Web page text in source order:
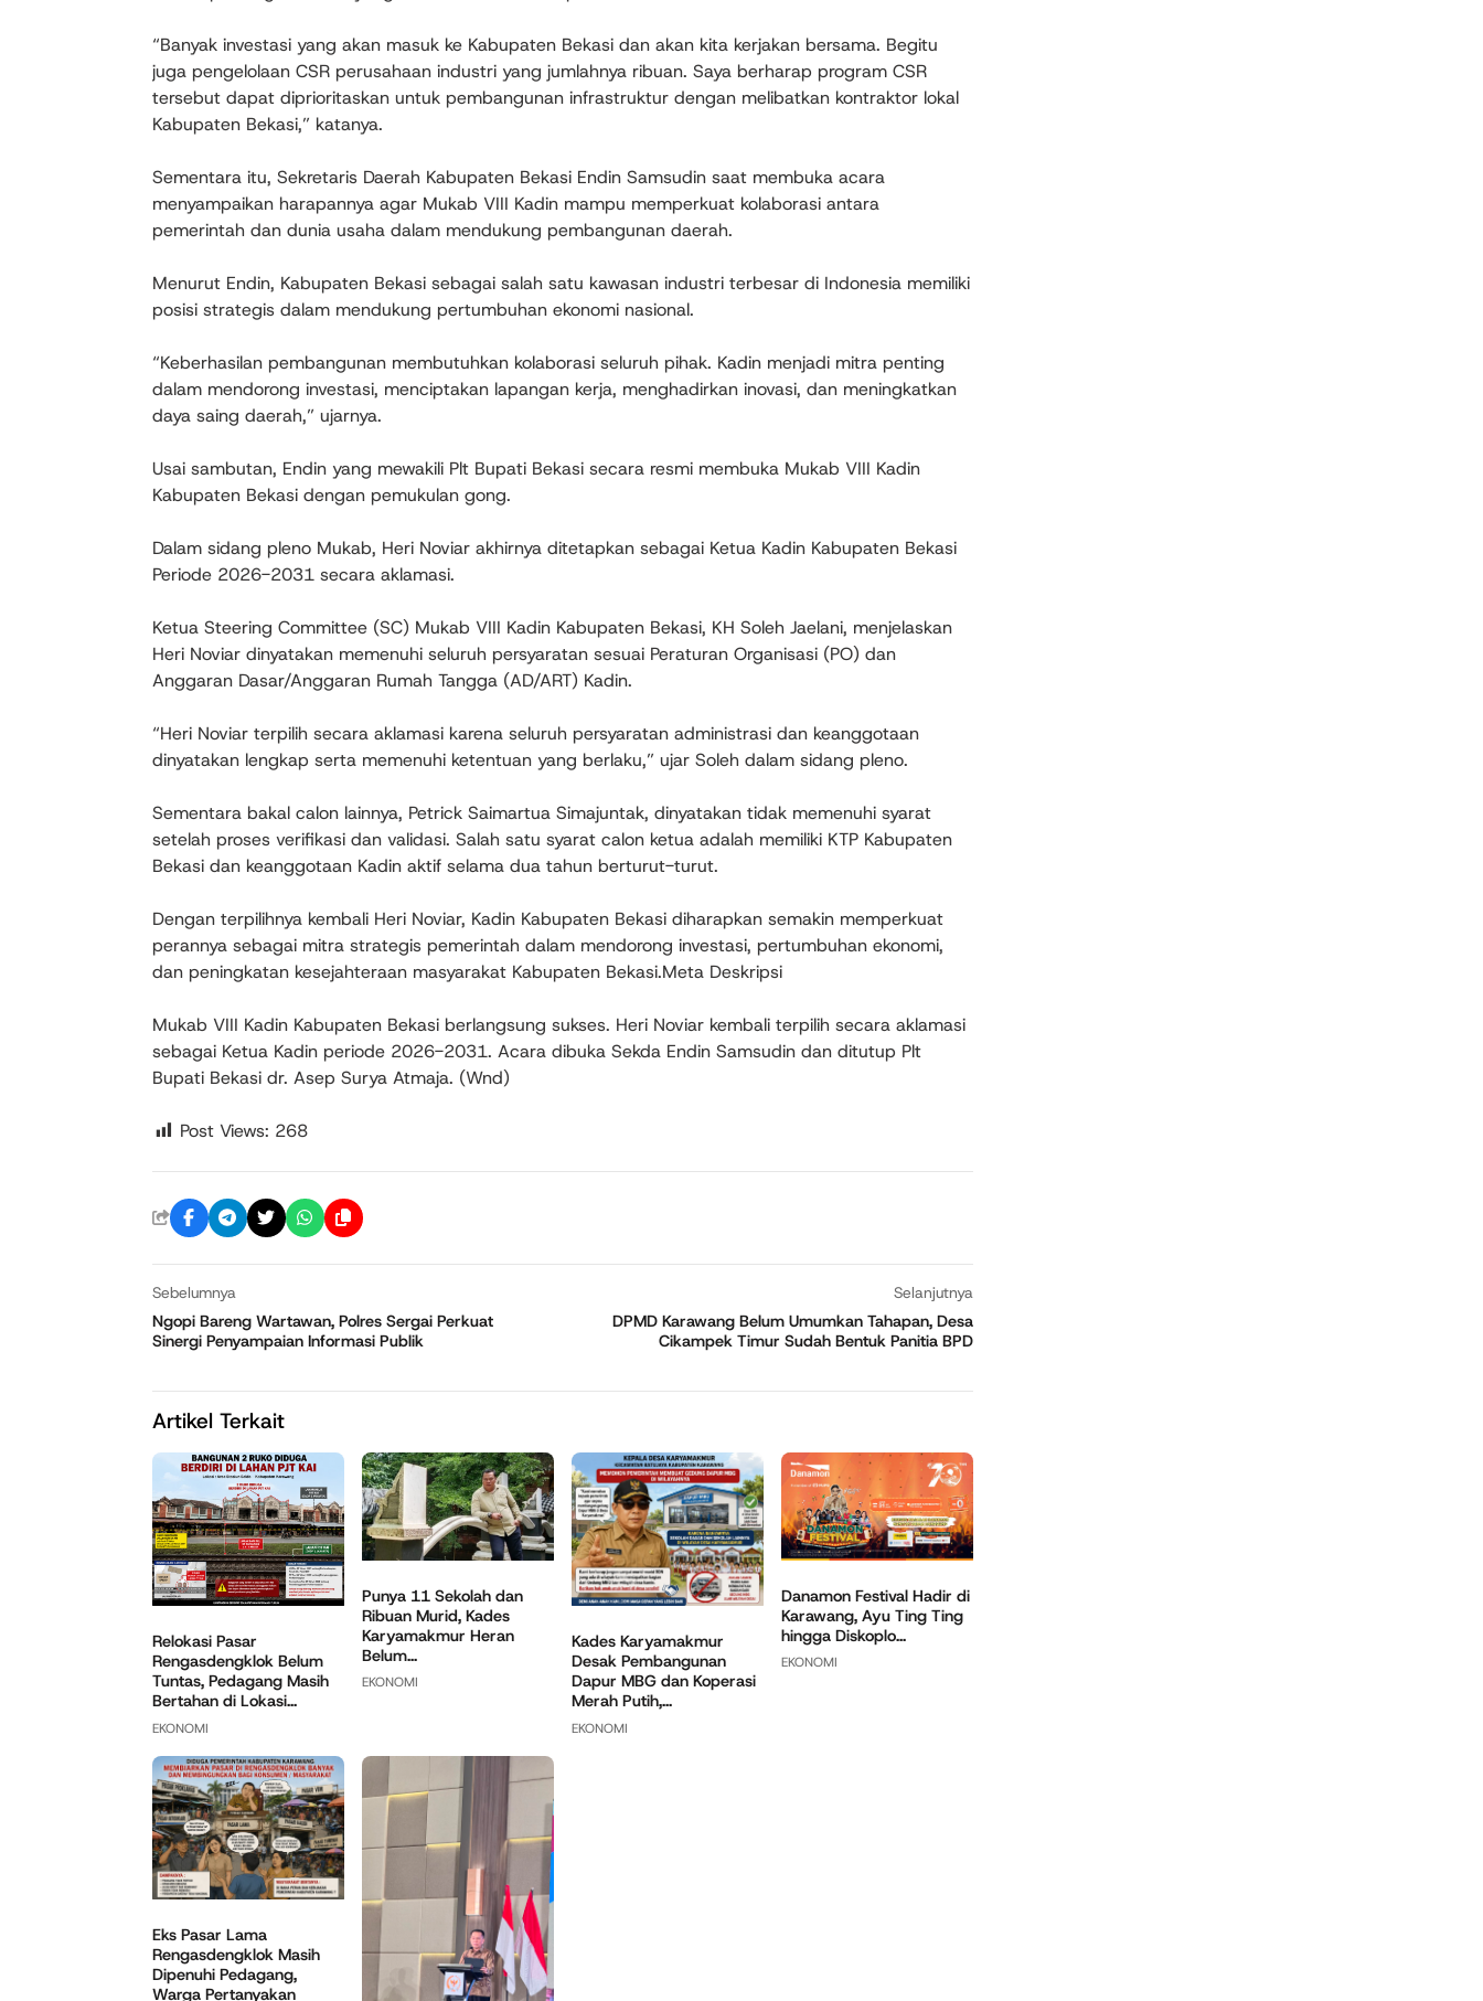
“Banyak investasi yang akan masuk ke Kabupaten Bekasi dan akan kita kerjakan bersama. Begitu
juga pengelolaan CSR perusahaan industri yang jumlahnya ribuan. Saya berharap program CSR
tersebut dapat diprioritaskan untuk pembangunan infrastruktur dengan melibatkan kontraktor lokal
Kabupaten Bekasi,” katanya.
Sementara itu, Sekretaris Daerah Kabupaten Bekasi Endin Samsudin saat membuka acara
menyampaikan harapannya agar Mukab VIII Kadin mampu memperkuat kolaborasi antara
pemerintah dan dunia usaha dalam mendukung pembangunan daerah.
Menurut Endin, Kabupaten Bekasi sebagai salah satu kawasan industri terbesar di Indonesia memiliki
posisi strategis dalam mendukung pertumbuhan ekonomi nasional.
“Keberhasilan pembangunan membutuhkan kolaborasi seluruh pihak. Kadin menjadi mitra penting
dalam mendorong investasi, menciptakan lapangan kerja, menghadirkan inovasi, dan meningkatkan
daya saing daerah,” ujarnya.
Usai sambutan, Endin yang mewakili Plt Bupati Bekasi secara resmi membuka Mukab VIII Kadin
Kabupaten Bekasi dengan pemukulan gong.
Dalam sidang pleno Mukab, Heri Noviar akhirnya ditetapkan sebagai Ketua Kadin Kabupaten Bekasi
Periode 2026-2031 secara aklamasi.
Ketua Steering Committee (SC) Mukab VIII Kadin Kabupaten Bekasi, KH Soleh Jaelani, menjelaskan
Heri Noviar dinyatakan memenuhi seluruh persyaratan sesuai Peraturan Organisasi (PO) dan
Anggaran Dasar/Anggaran Rumah Tangga (AD/ART) Kadin.
“Heri Noviar terpilih secara aklamasi karena seluruh persyaratan administrasi dan keanggotaan
dinyatakan lengkap serta memenuhi ketentuan yang berlaku,” ujar Soleh dalam sidang pleno.
Sementara bakal calon lainnya, Petrick Saimartua Simajuntak, dinyatakan tidak memenuhi syarat
setelah proses verifikasi dan validasi. Salah satu syarat calon ketua adalah memiliki KTP Kabupaten
Bekasi dan keanggotaan Kadin aktif selama dua tahun berturut-turut.
Dengan terpilihnya kembali Heri Noviar, Kadin Kabupaten Bekasi diharapkan semakin memperkuat
perannya sebagai mitra strategis pemerintah dalam mendorong investasi, pertumbuhan ekonomi,
dan peningkatan kesejahteraan masyarakat Kabupaten Bekasi.Meta Deskripsi
Mukab VIII Kadin Kabupaten Bekasi berlangsung sukses. Heri Noviar kembali terpilih secara aklamasi
sebagai Ketua Kadin periode 2026-2031. Acara dibuka Sekda Endin Samsudin dan ditutup Plt
Bupati Bekasi dr. Asep Surya Atmaja. (Wnd)
Post Views: 268
Sebelumnya
Ngopi Bareng Wartawan, Polres Sergai Perkuat
Sinergi Penyampaian Informasi Publik
Selanjutnya
DPMD Karawang Belum Umumkan Tahapan, Desa
Cikampek Timur Sudah Bentuk Panitia BPD
Artikel Terkait
Relokasi Pasar
Rengasdengklok Belum
Tuntas, Pedagang Masih
Bertahan di Lokasi...
EKONOMI
Punya 11 Sekolah dan
Ribuan Murid, Kades
Karyamakmur Heran
Belum...
EKONOMI
Kades Karyamakmur
Desak Pembangunan
Dapur MBG dan Koperasi
Merah Putih,...
EKONOMI
Danamon Festival Hadir di
Karawang, Ayu Ting Ting
hingga Diskoplo...
EKONOMI
Eks Pasar Lama
Rengasdengklok Masih
Dipenuhi Pedagang,
Warga Pertanyakan